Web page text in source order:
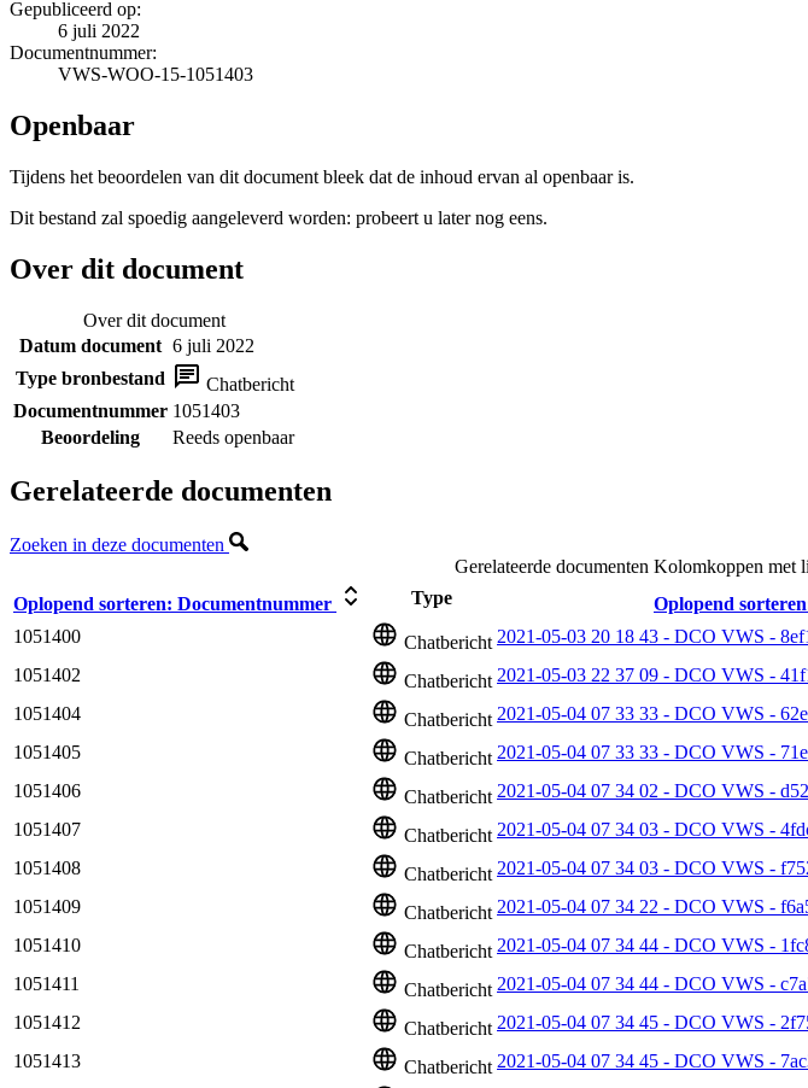
Gepubliceerd op:
6 juli 2022
Documentnummer:
VWS-WOO-15-1051403
Openbaar
Tijdens het beoordelen van dit document bleek dat de inhoud ervan al openbaar is.
Dit bestand zal spoedig aangeleverd worden: probeert u later nog eens.
Over dit document
Over dit document
Datum document 6 juli 2022
Type bronbestand
Chatbericht
Documentnummer 1051403
Beoordeling
Reeds openbaar
Gerelateerde documenten
Zoeken in deze documenten
Gerelateerde documenten Kolomkoppen met
Oplopend sorteren: Documentnummer Type Oplopend
1051400
Chatbericht 2021-05-03 20 18 43 - DCO VWS -
1051402
Chatbericht 2021-05-03 22 37 09 - DCO VWS -
1051404
Chatbericht 2021-05-04 07 33 33 - DCO VWS -
1051405
Chatbericht 2021-05-04 07 33 33 - DCO VWS -
1051406
Chatbericht 2021-05-04 07 34 02 - DCO VWS -
1051407
Chatbericht 2021-05-04 07 34 03 - DCO VWS -
1051408
Chatbericht 2021-05-04 07 34 03 - DCO VWS -
1051409
Chatbericht 2021-05-04 07 34 22 - DCO VWS -
1051410
Chatbericht 2021-05-04 07 34 44 - DCO VWS -
1051411
Chatbericht 2021-05-04 07 34 44 - DCO VWS -
1051412
Chatbericht 2021-05-04 07 34 45 - DCO VWS -
1051413
Chatbericht 2021-05-04 07 34 45 - DCO VWS -